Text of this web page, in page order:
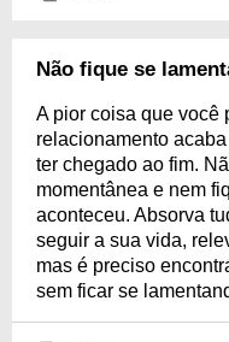
Não fique se
A pior coisa que você
relacionamento
ter chegado ao fim.
momentânea e nem
aconteceu. Absorva
seguir a sua vida,
mas é preciso
sem ficar se